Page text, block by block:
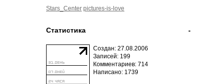
Stars_Center pictures-is-love
-
Статистика
Создан: 27.08.2006
Записей: 199
Комментариев: 714
Написано: 1739